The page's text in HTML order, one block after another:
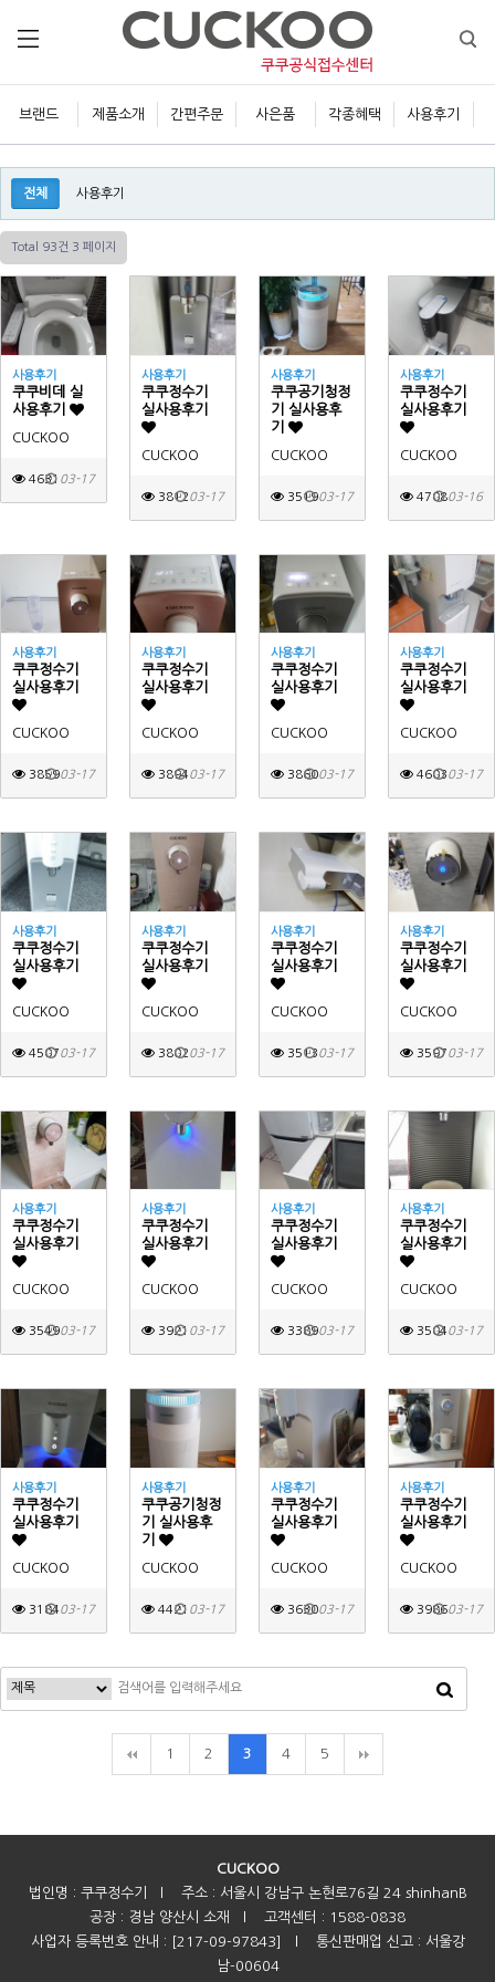
브랜드 제품소개 간편주문 사은품 각종혜택 사용후기
전체 사용후기
Total 93건 3 페이지
사용후기
쿠쿠비데 실
사용후기
CUCKOO
463103-17
사용후기
쿠쿠정수기
실사용후기
CUCKOO
381203-17
사용후기
쿠쿠공기청정
기 실사용후
기
CUCKOO
351903-17
사용후기
쿠쿠정수기
실사용후기
CUCKOO
470803-16
사용후기
쿠쿠정수기
실사용후기
CUCKOO
385903-17
사용후기
쿠쿠정수기
실사용후기
CUCKOO
389403-17
사용후기
쿠쿠정수기
실사용후기
CUCKOO
386003-17
사용후기
쿠쿠정수기
실사용후기
CUCKOO
460303-17
사용후기
쿠쿠정수기
실사용후기
CUCKOO
450703-17
사용후기
쿠쿠정수기
실사용후기
CUCKOO
380203-17
사용후기
쿠쿠정수기
실사용후기
CUCKOO
351303-17
사용후기
쿠쿠정수기
실사용후기
CUCKOO
359703-17
사용후기
쿠쿠정수기
실사용후기
CUCKOO
354903-17
사용후기
쿠쿠정수기
실사용후기
CUCKOO
392103-17
사용후기
쿠쿠정수기
실사용후기
CUCKOO
338903-17
사용후기
쿠쿠정수기
실사용후기
CUCKOO
350403-17
사용후기
쿠쿠정수기
실사용후기
CUCKOO
318403-17
사용후기
쿠쿠공기청정
기 실사용후
기
CUCKOO
442103-17
사용후기
쿠쿠정수기
실사용후기
CUCKOO
363003-17
사용후기
쿠쿠정수기
실사용후기
CUCKOO
398603-17
1 2 3 4 5
CUCKOO
법인명 : 쿠쿠정수기
주소 : 서울시 강남구 논현로76길 24 shinhanB
공장 : 경남 양산시 소재
고객센터 : 1588-0838
사업자 등록번호 안내 : [217-09-97843]
통신판매업 신고 : 서울강
남-00604